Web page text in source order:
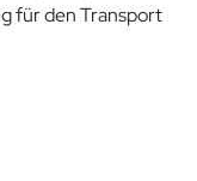
für den Transport